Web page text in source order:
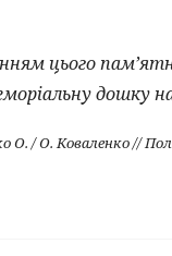
цього
дошку
О. / О. Коваленко //